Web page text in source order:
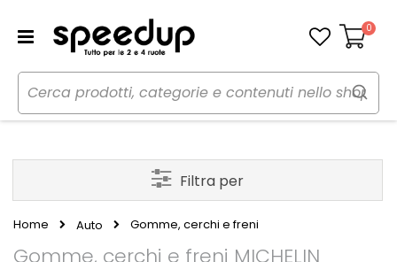
Carrello
0
Home Auto Gomme, cerchi e freni
Filtra per